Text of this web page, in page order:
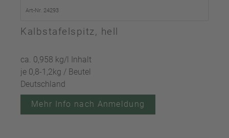
Art-Nr. 24293
Kalbstafelspitz, hell
ca. 0,958 kg/l Inhalt
je 0,8-1,2kg / Beutel
Deutschland
Mehr Info nach Anmeldung